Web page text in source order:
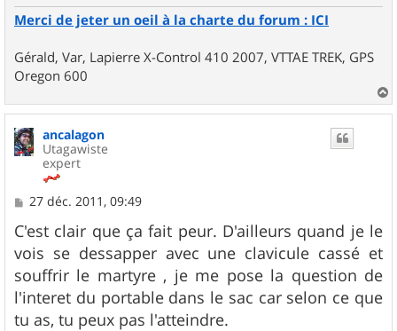
Merci de jeter un oeil à la charte du forum : ICI
Gérald, Var, Lapierre X-Control 410 2007, VTTAE TREK, GPS
Oregon 600
a
u
ancalagon
Utagawiste
expert
M
s
s
a
g
e
27 déc. 2011, 09:49
C'est clair que ça fait peur. D'ailleurs quand je le
vois se dessapper avec une clavicule cassé et
souffrir le martyre , je me pose la question de
l'interet du portable dans le sac car selon ce que
tu as, tu peux pas l'atteindre.